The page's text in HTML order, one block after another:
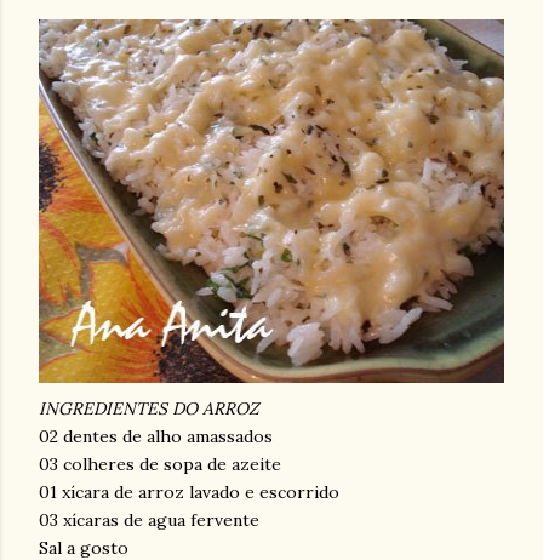
INGREDIENTES DO ARROZ
02 dentes de alho amassados
03 colheres de sopa de azeite
01 xícara de arroz lavado e escorrido
03 xícaras de agua fervente
Sal a gosto